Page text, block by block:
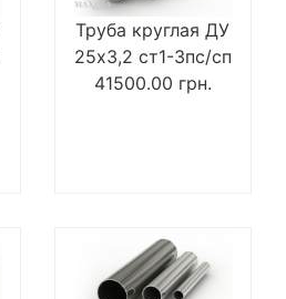
Труба круглая ДУ
25х3,2 ст1-3пс/сп
41500.00 грн.